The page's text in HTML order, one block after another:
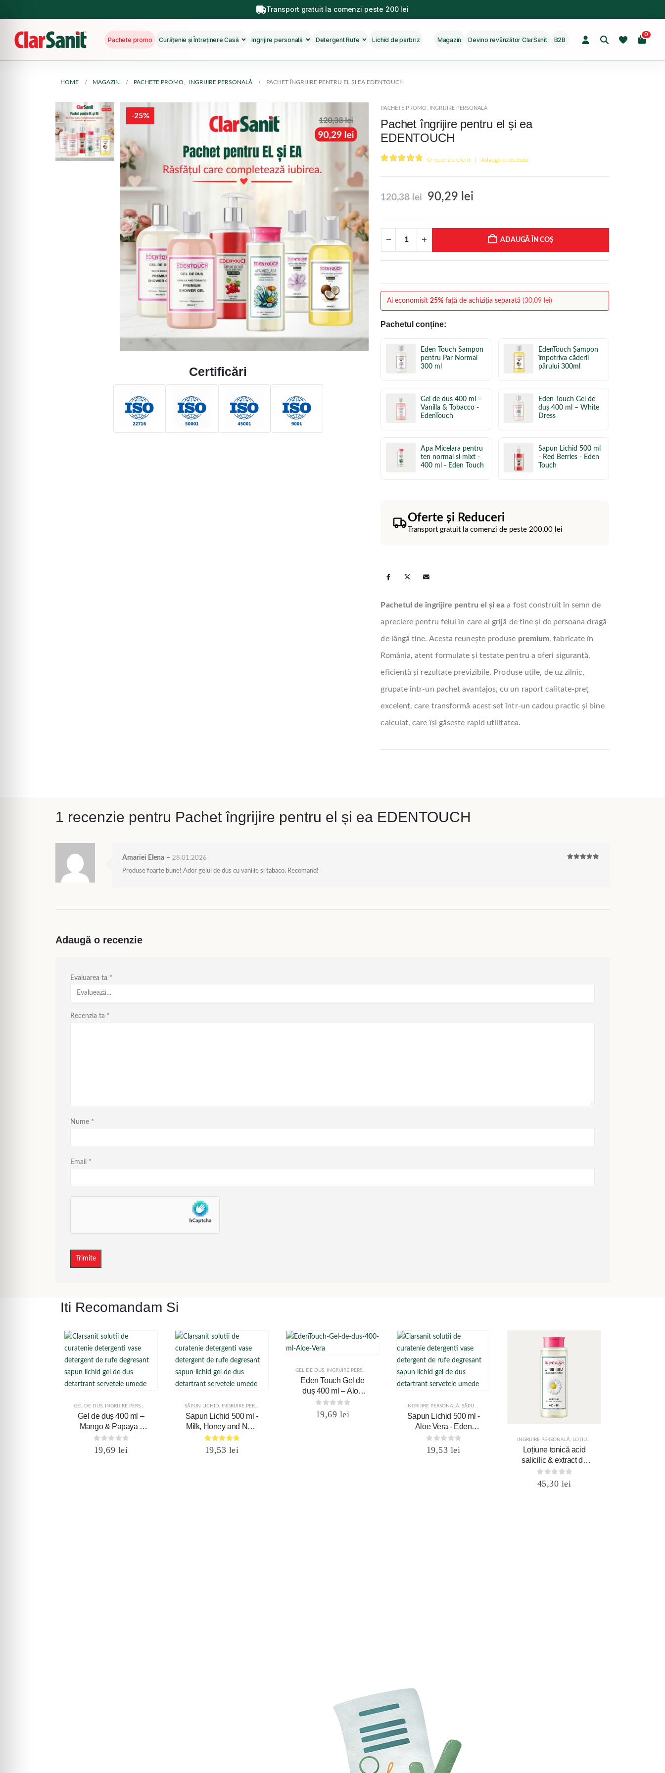
Transport gratuit la comenzi peste 200 lei
Pachete promo Curățenie și Întreținere Casă Ingrijire personală Detergent Rufe Lichid de parbriz Magazin Devino revânzător ClarSanit B2B
0
HOME MAGAZIN PACHETE PROMO INGRIJIRE PERSONALĂ PACHET ÎNGRIJIRE PENTRU EL ȘI EA EDENTOUCH
-25%
Certificări
PACHETE PROMO INGRIJIRE PERSONALĂ
Pachet îngrijire pentru el și ea
EDENTOUCH
O recenzie client Adaugă o recenzie
120,38lei 90,29 lei
ADAUGĂ ÎN COȘ
Ai economisit25% față de achiziția separată(30,09 lei)
Pachetul conține:
Eden Touch Sampon
pentru Par Normal
300 ml
EdenTouch Șampon
împotriva căderii
părului 300ml
Gel de duș 400 ml –
Vanilla & Tobacco -
EdenTouch
Eden Touch Gel de
duș 400 ml – White
Dress
Apa Micelara pentru
ten normal si mixt -
400 ml - Eden Touch
Sapun Lichid 500 ml
- Red Berries - Eden
Touch
Oferte și Reduceri
Transport gratuit la comenzi de peste 200,00 lei
Pachetul de îngrijire pentru el și ea a fost construit în semn de
apreciere pentru felul în care ai grijă de tine și de persoana dragă
de lângă tine. Acesta reunește produse premium, fabricate în
România, atent formulate și testate pentru a oferi siguranță,
eficiență și rezultate previzibile. Produse utile, de uz zilnic,
grupate într-un pachet avantajos, cu un raport calitate-preț
excelent, care transformă acest set într-un cadou practic și bine
calculat, care își găsește rapid utilitatea.
1 recenzie pentru Pachet îngrijire pentru el și ea EDENTOUCH
Amariei Elena – 28.01.2026
Produse foarte bune! Ador gelul de dus cu vanilie si tabaco. Recomand!
Adaugă o recenzie
Evaluarea ta *
Recenzia ta *
Nume *
Email *
Iti Recomandam Si
GEL DE DUȘ, INGRIJIRE PERSONALĂ
Gel de duș 400 ml –
Mango & Papaya -
Eden Touch
0 out of 5
19,69 lei
SĂPUN LICHID, INGRIJIRE PERSONALĂ
Sapun Lichid 500 ml -
Milk, Honey and Nuts
- Eden Touch
5.00out of 5
19,53 lei
GEL DE DUȘ, INGRIJIRE PERSONALĂ
Eden Touch Gel de
duș 400 ml – Aloe
Vera
0 out of 5
19,69 lei
INGRIJIRE PERSONALĂ, SĂPUN LICHID
Sapun Lichid 500 ml -
Aloe Vera - Eden
Touch
0 out of 5
19,53 lei
INGRIJIRE PERSONALĂ, LOȚIUNE TONICĂ
Loțiune tonică acid
salicilic & extract de
mușețel pentru ten
gras - 400 ml - Eden
0out of 5
45,30 lei